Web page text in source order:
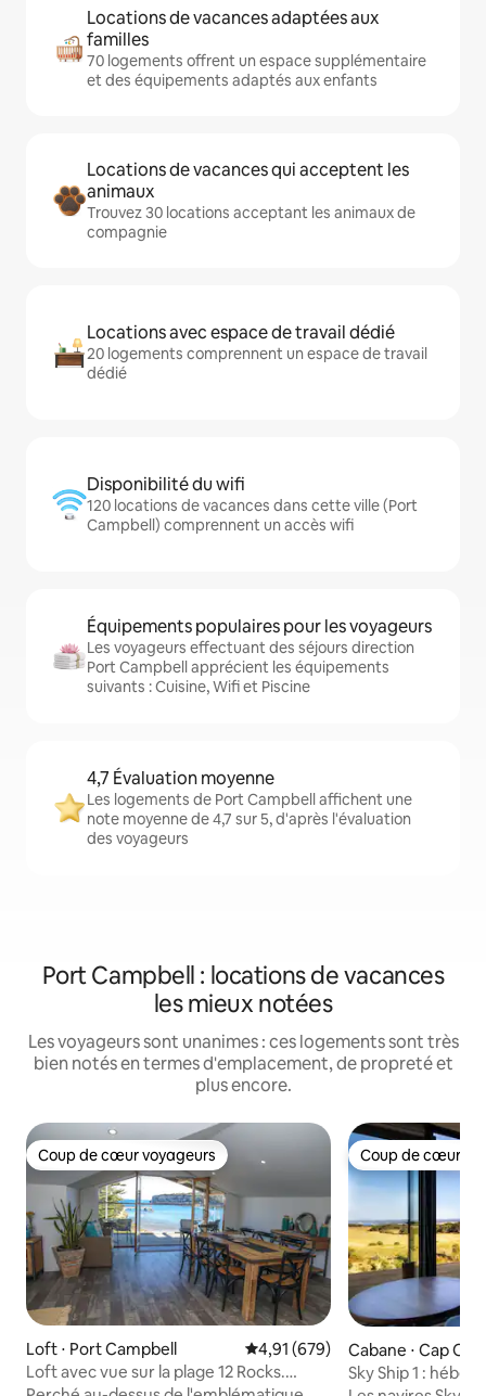
Locations de vacances adaptées aux
familles
70 logements offrent un espace supplémentaire
et des équipements adaptés aux enfants
Locations de vacances qui acceptent les
animaux
Trouvez 30 locations acceptant les animaux de
compagnie
Locations avec espace de travail dédié
20 logements comprennent un espace de travail
dédié
Disponibilité du wifi
120 locations de vacances dans cette ville (Port
Campbell) comprennent un accès wifi
Équipements populaires pour les voyageurs
Les voyageurs effectuant des séjours direction
Port Campbell apprécient les équipements
suivants : Cuisine, Wifi et Piscine
4,7 Évaluation moyenne
Les logements de Port Campbell affichent une
note moyenne de 4,7 sur 5, d'après l'évaluation
des voyageurs
Port Campbell : locations de vacances
les mieux notées
Les voyageurs sont unanimes : ces logements sont très
bien notés en termes d'emplacement, de propreté et
plus encore.
Coup de cœur voyageurs
Coup de cœur voyageurs
Loft ⋅ Port Campbell Évaluation moyenne sur la
4,91 (679)
Loft avec vue sur la plage 12 Rocks.
Coup de cœur
Coup de cœur
Cabane ⋅ Cap
Sky Ship 1 :